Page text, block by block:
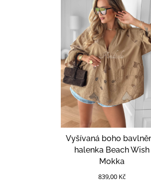
Vyšívaná boho
halenka Beach Wish
Mokka
839,00 Kč